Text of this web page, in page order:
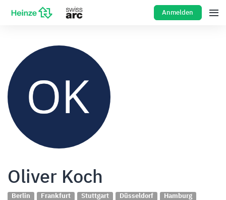
Anmelden
Oliver Koch
Berlin Frankfurt Stuttgart Düsseldorf
Hamburg